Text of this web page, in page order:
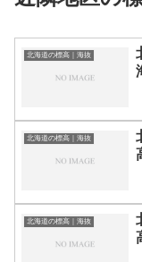
北海道の標高｜海抜
北海道の標高｜海抜
北海道の標高｜海抜